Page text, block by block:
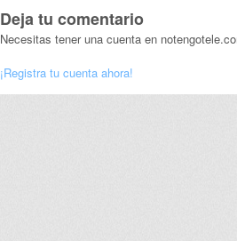
Deja tu comentario
Necesitas tener una cuenta en
¡Registra tu cuenta ahora!